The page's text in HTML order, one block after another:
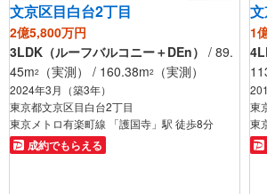
文京区目白台2丁目
2億5,800万円
3LDK（ルーフバルコニー＋DEn） / 89.
45m2 （実測） / 160.38m2 （実測）
2024年3月（築3年）
東京都文京区目白台2丁目
東京メトロ有楽町線 「護国寺」駅 徒歩8分
成約でもらえる
1
東
東